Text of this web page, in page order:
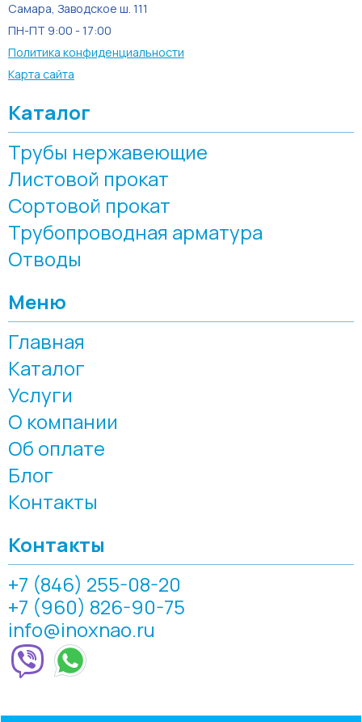
Самара, Заводское ш. 111
ПН-ПТ 9:00 - 17:00
Политика конфиденциальности
Карта сайта
Каталог
Трубы нержавеющие
Листовой прокат
Сортовой прокат
Трубопроводная арматура
Отводы
Меню
Главная
Каталог
Услуги
О компании
Об оплате
Блог
Контакты
Контакты
+7 (846) 255-08-20
+7 (960) 826-90-75
info@inoxnao.ru